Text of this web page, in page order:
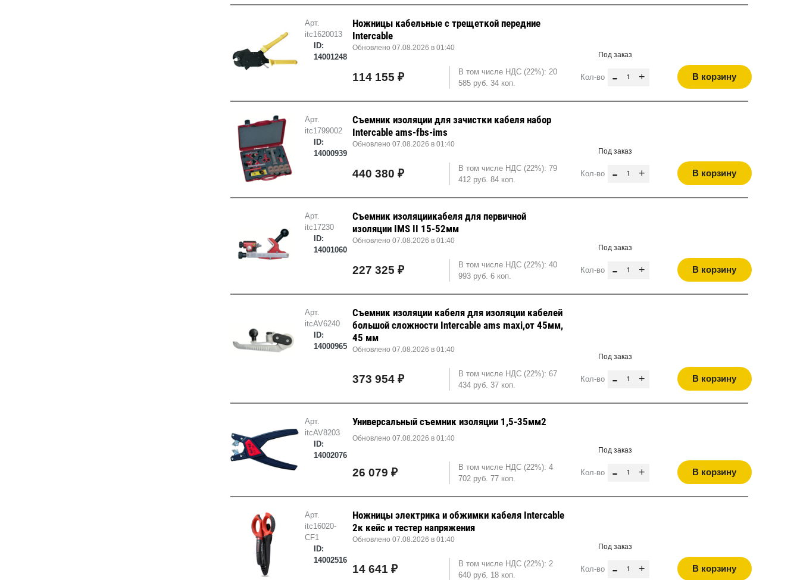
Арт.
itc1620013
ID:
14001248
Ножницы кабельные с трещеткой передние
Intercable
Обновлено 07.08.2026 в 01:40
114 155 ₽
В том числе НДС (22%): 20
585 руб. 34 коп.
Под заказ
Кол-во - + В корзину
Арт.
itc1799002
ID:
14000939
Съемник изоляции для зачистки кабеля набор
Intercable ams-fbs-ims
Обновлено 07.08.2026 в 01:40
440 380 ₽
В том числе НДС (22%): 79
412 руб. 84 коп.
Под заказ
Кол-во - + В корзину
Арт.
itc17230
ID:
14001060
Съемник изоляциикабеля для первичной
изоляции IMS II 15-52мм
Обновлено 07.08.2026 в 01:40
227 325 ₽
В том числе НДС (22%): 40
993 руб. 6 коп.
Под заказ
Кол-во - + В корзину
Арт.
itcAV6240
ID:
14000965
Съемник изоляции кабеля для изоляции кабелей
большой сложности Intercable ams maxi,от 45мм,
45 мм
Обновлено 07.08.2026 в 01:40
373 954 ₽
В том числе НДС (22%): 67
434 руб. 37 коп.
Под заказ
Кол-во - + В корзину
Арт.
itcAV8203
ID:
14002076
Универсальный съемник изоляции 1,5-35мм2
Обновлено 07.08.2026 в 01:40
26 079 ₽
В том числе НДС (22%): 4
702 руб. 77 коп.
Под заказ
Кол-во - + В корзину
Арт.
itc16020-
CF1
ID:
14002516
Ножницы электрика и обжимки кабеля Intercable
2к кейс и тестер напряжения
Обновлено 07.08.2026 в 01:40
14 641 ₽
В том числе НДС (22%): 2
640 руб. 18 коп.
Под заказ
Кол-во - + В корзину